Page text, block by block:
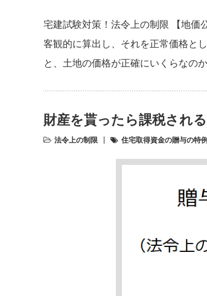
宅建試験対策！法令上の制限 【地価
客観的に算出し、それを正常価格と
と、土地の価格が正確にいくらなの
財産を貰ったら課税され
法令上の制限 住宅取得資金の贈与の特例